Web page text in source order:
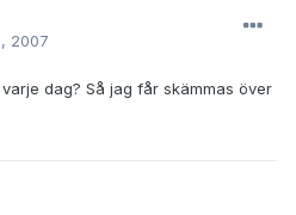
2007
dag? Så jag får skämmas över